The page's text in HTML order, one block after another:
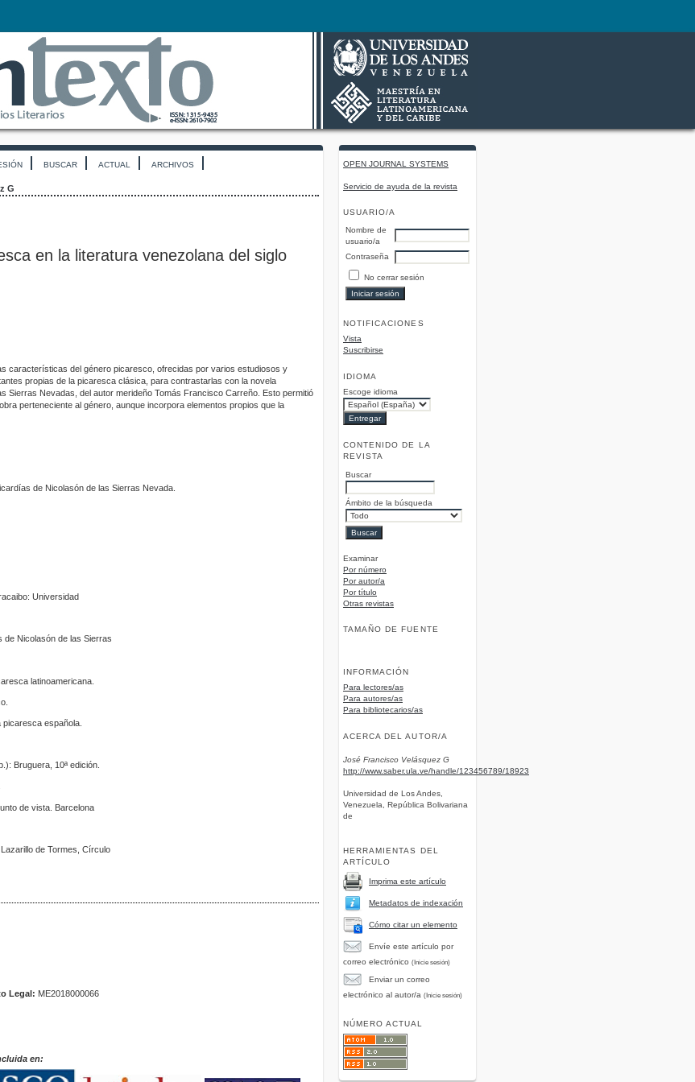
OPEN JOURNAL SYSTEMS
Servicio de ayuda de la revista
USUARIO/A
Nombre de
usuario/a
Contraseña
No cerrar sesión
NOTIFICACIONES
Vista
Suscribirse
IDIOMA
Escoge idioma
CONTENIDO DE LA
REVISTA
Buscar
Ámbito de la búsqueda
Examinar
Por número
Por autor/a
Por título
Otras revistas
TAMAÑO DE FUENTE
INFORMACIÓN
Para lectores/as
Para autores/as
Para bibliotecarios/as
ACERCA DEL AUTOR/A
José Francisco Velásquez G
http://www.saber.ula.ve/handle/123456789/18923
Universidad de Los Andes,
Venezuela, República Bolivariana
de
HERRAMIENTAS DEL
ARTÍCULO
Imprima este artículo
Metadatos de indexación
Cómo citar un elemento
Envíe este artículo por
correo electrónico (Inicie sesión)
Enviar un correo
electrónico al autor/a (Inicie sesión)
NÚMERO ACTUAL
BUSCAR ACTUAL ARCHIVOS
G
en la literatura venezolana del siglo
características del género picaresco, ofrecidas por varios estudiosos y
propias de la picaresca clásica, para contrastarlas con la novela
Sierras Nevadas, del autor merideño Tomás Francisco Carreño. Esto permitió
perteneciente al género, aunque incorpora elementos propios que la
de Nicolasón de las Sierras Nevada.
Universidad
Nicolasón de las Sierras
latinoamericana.
picaresca española.
Bruguera, 10ª edición.
de vista. Barcelona
de Tormes, Círculo
Legal: ME2018000066
en: